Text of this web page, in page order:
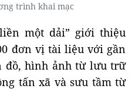
trình khai mạc
một dải” giới thiệu
đơn vị tài liệu với gần
đồ, hình ảnh từ lưu trữ
tấn xã và sưu tầm từ